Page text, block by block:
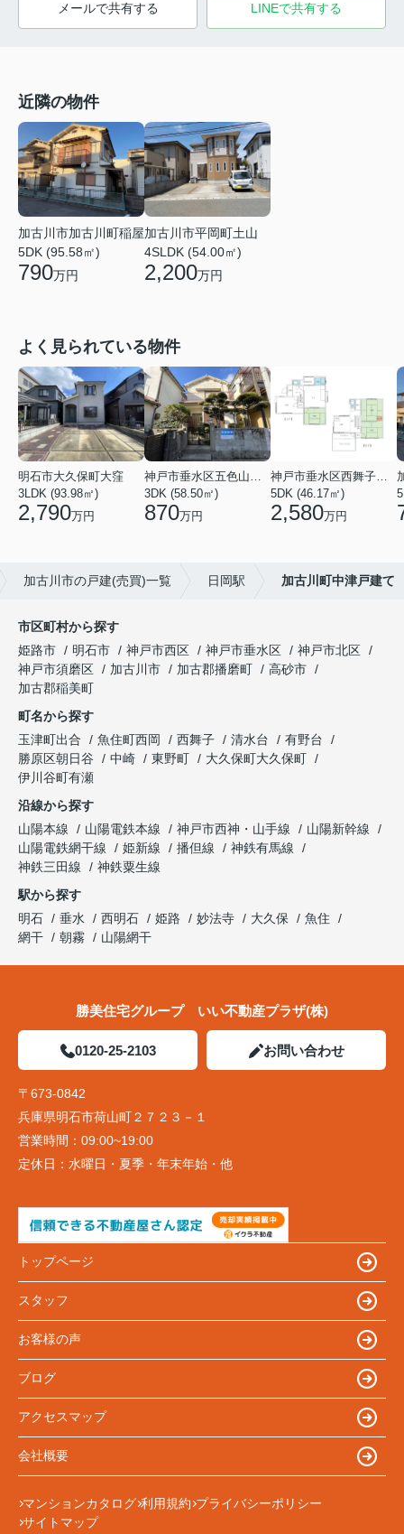
メールで共有する LINEで共有する
近隣の物件
加古川市加古川町稲屋
5DK (95.58㎡)
790万円
加古川市平岡町土山
4SLDK (54.00㎡)
2,200万円
よく見られている物件
明石市大久保町大窪
3LDK (93.98㎡)
2,790万円
神戸市垂水区五色山２丁目
3DK (58.50㎡)
870万円
神戸市垂水区西舞子４丁目
5DK (46.17㎡)
2,580万円
加古川市の戸建(売買)一覧 日岡駅 加古川町中津戸建て
市区町村から探す
姫路市
明石市 神戸市西区 神戸市垂水区
神戸市北区
神戸市須磨区
加古川市 加古郡播磨町
高砂市
加古郡稲美町
町名から探す
玉津町出合
魚住町西岡 西舞子 清水台
有野台
勝原区朝日谷
中崎 東野町
大久保町大久保町
伊川谷町有瀬
沿線から探す
山陽本線
山陽電鉄本線 神戸市西神・山手線
山陽新幹線
山陽電鉄網干線
姫新線 播但線
神鉄有馬線
神鉄三田線
神鉄粟生線
駅から探す
明石
垂水 西明石 姫路 妙法寺 大久保
魚住
網干
朝霧 山陽網干
勝美住宅グループ いい不動産プラザ(株)
0120-25-2103 お問い合わせ
〒673-0842
兵庫県明石市荷山町２７２３－１
営業時間： 09:00~19:00
定休日： 水曜日・夏季・年末年始・他
トップページ
スタッフ
お客様の声
ブログ
アクセスマップ
会社概要
マンションカタログ 利用規約 プライバシーポリシー
サイトマップ